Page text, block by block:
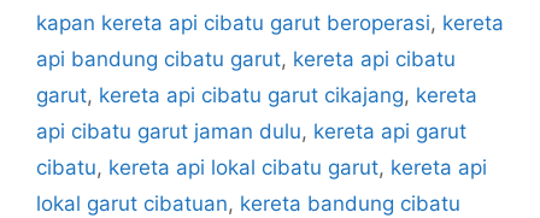
kapan kereta api cibatu garut beroperasi, kereta
api bandung cibatu garut, kereta api cibatu
garut, kereta api cibatu garut cikajang, kereta
api cibatu garut jaman dulu, kereta api garut
cibatu, kereta api lokal cibatu garut, kereta api
lokal garut cibatuan, kereta bandung cibatu